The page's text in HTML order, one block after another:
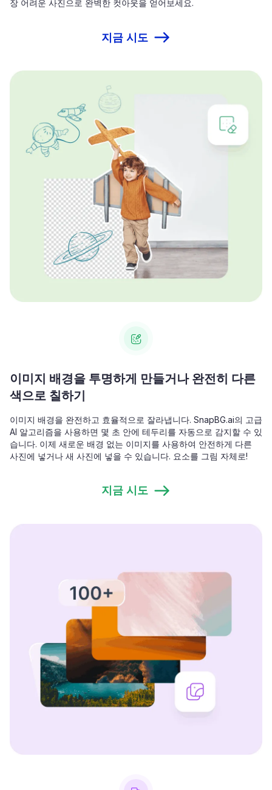
장 어려운 사진으로 완벽한 컷아웃을 얻어보세요.
지금 시도
이미지 배경을 투명하게 만들거나 완전히 다른
색으로 칠하기
이미지 배경을 완전하고 효율적으로 잘라냅니다. SnapBG.ai의 고급
AI 알고리즘을 사용하면 몇 초 안에 테두리를 자동으로 감지할 수 있
습니다. 이제 새로운 배경 없는 이미지를 사용하여 안전하게 다른
사진에 넣거나 새 사진에 넣을 수 있습니다. 요소를 그림 자체로!
지금 시도